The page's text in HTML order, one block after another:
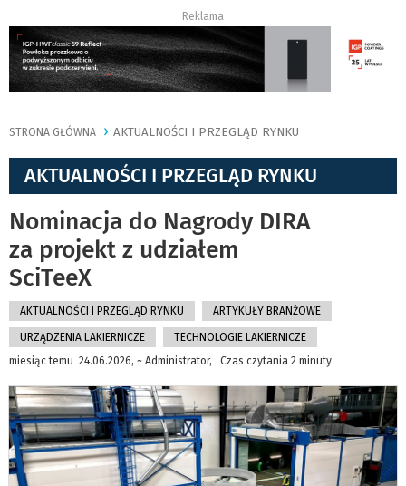
Reklama
STRONA GŁÓWNA AKTUALNOŚCI I PRZEGLĄD RYNKU
AKTUALNOŚCI I PRZEGLĄD RYNKU
Nominacja do Nagrody DIRA
za projekt z udziałem
SciTeeX
AKTUALNOŚCI I PRZEGLĄD RYNKU ARTYKUŁY BRANŻOWE
URZĄDZENIA LAKIERNICZE
TECHNOLOGIE LAKIERNICZE
miesiąc temu 24.06.2026, ~ Administrator, Czas czytania 2 minuty